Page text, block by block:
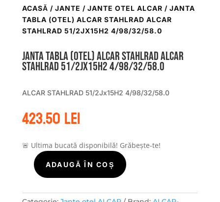
ACASĂ / JANTE / JANTE OTEL ALCAR / JANTA
TABLA (OTEL) ALCAR STAHLRAD ALCAR
STAHLRAD 51/2JX15H2 4/98/32/58.0
Janta tabla (otel) ALCAR STAHLRAD ALCAR
STAHLRAD 51/2Jx15H2 4/98/32/58.0
ALCAR STAHLRAD 51/2Jx15H2 4/98/32/58.0
423.50lei
🚨 Ultima bucată disponibilă! Grăbește-te!
Cantitate
tabla
ADAUGĂ ÎN COȘ